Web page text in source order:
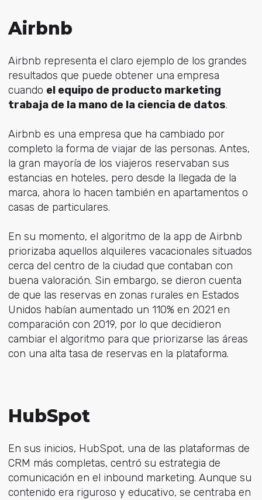
Airbnb
Airbnb representa el claro ejemplo de los grandes
resultados que puede obtener una empresa
cuando el equipo de producto marketing
trabaja de la mano de la ciencia de datos.
Airbnb es una empresa que ha cambiado por
completo la forma de viajar de las personas. Antes,
la gran mayoría de los viajeros reservaban sus
estancias en hoteles, pero desde la llegada de la
marca, ahora lo hacen también en apartamentos o
casas de particulares.
En su momento, el algoritmo de la app de Airbnb
priorizaba aquellos alquileres vacacionales situados
cerca del centro de la ciudad que contaban con
buena valoración. Sin embargo, se dieron cuenta
de que las reservas en zonas rurales en Estados
Unidos habían aumentado un 110% en 2021 en
comparación con 2019, por lo que decidieron
cambiar el algoritmo para que priorizarse las áreas
con una alta tasa de reservas en la plataforma.
HubSpot
En sus inicios, HubSpot, una de las plataformas de
CRM más completas, centró su estrategia de
comunicación en el inbound marketing. Aunque su
contenido era riguroso y educativo, se centraba en